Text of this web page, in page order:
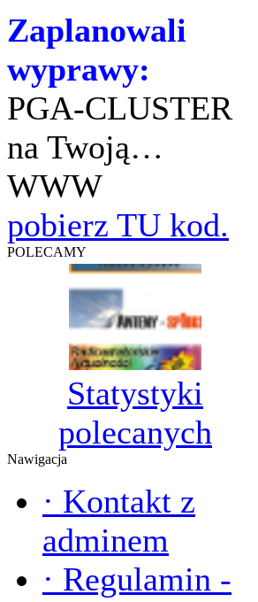
Zaplanowali
wyprawy:
PGA-CLUSTER
na Twoją…
WWW
pobierz TU kod.
POLECAMY
Statystyki
polecanych
Nawigacja
· Kontakt z
adminem
· Regulamin -